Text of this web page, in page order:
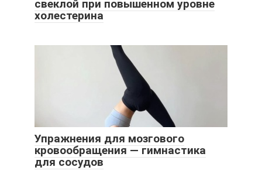
свеклой при повышенном уровне
холестерина
Упражнения для мозгового
кровообращения — гимнастика
для сосудов